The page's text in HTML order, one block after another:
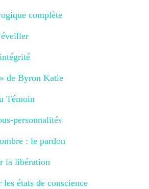
complète
de Byron Katie
Témoin
personnalités
: le pardon
la libération
états de conscience